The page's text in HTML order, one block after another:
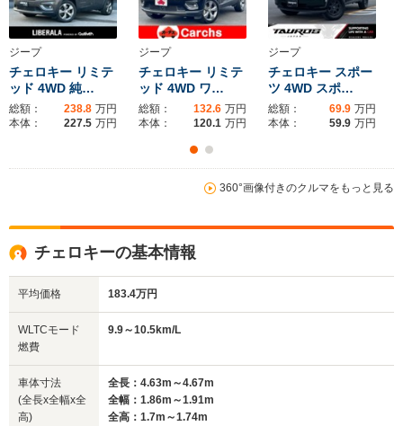
サイズ
(全長x全幅x全高)
燃費
駆動方式
全幅
1.81m
全長
4.4m～4.42m
ホイールベース
-m
11.5～11.8km/L
└高速道路:14.2～
全幅
1.81m
全長
4.42m～4.43m
ホイールベース
-m
全幅
1.85m
ホイー
ジープ
チェロキー リミテ
ッド 4WD 純…
総額： 238.8 万円
本体：
227.5 万円
ジープ
チェロキー リミテ
ッド 4WD ワ…
総額： 132.6 万円
本体：
120.1 万円
ジープ
チェロキー スポー
ツ 4WD スポ…
総額： 69.9 万円
本体：
59.9 万円
360°画像付きのクルマをもっと見る
チェロキーの基本情報
平均価格 183.4万円
WLTCモード
燃費
9.9～10.5km/L
車体寸法
(全長x全幅x全
高)
全長：4.63m～4.67m
全幅：1.86m～1.91m
全高：1.7m～1.74m